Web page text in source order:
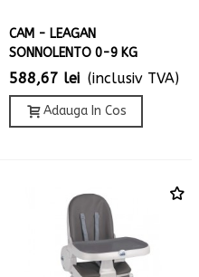
CAM - LEAGAN
SONNOLENTO 0-9 KG
588,67 lei (inclusiv TVA)
Adauga In Cos